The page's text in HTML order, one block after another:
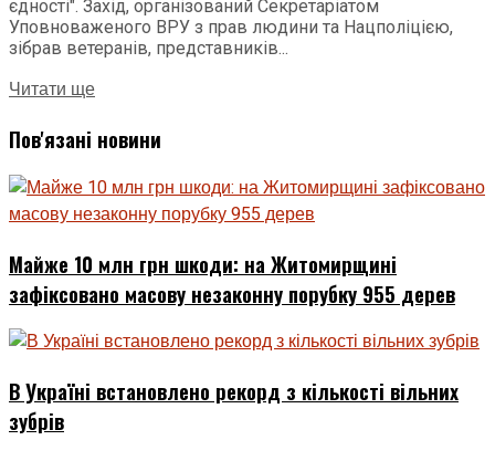
єдності". Захід, організований Секретаріатом
Уповноваженого ВРУ з прав людини та Нацполіцією,
зібрав ветеранів, представників...
Читати ще
Пов'язані новини
Майже 10 млн грн шкоди: на Житомирщині
зафіксовано масову незаконну порубку 955 дерев
В Україні встановлено рекорд з кількості вільних
зубрів